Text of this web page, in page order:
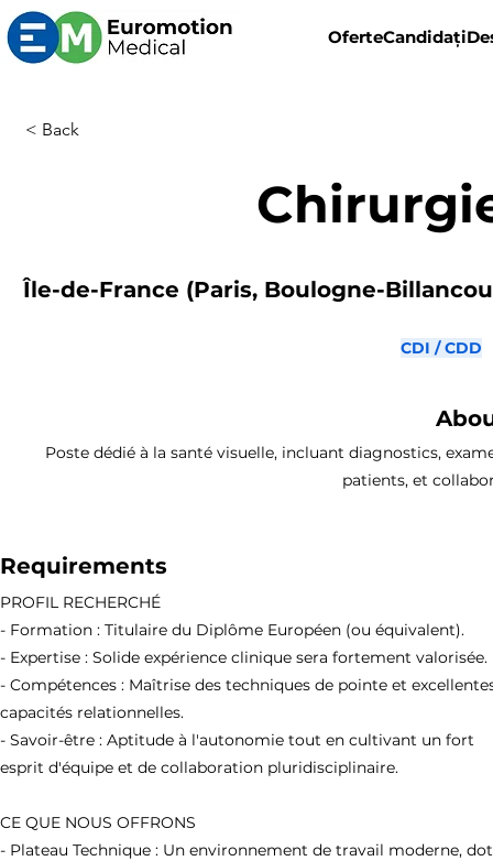
OferteCandidați
< Back
Île-de-France (Paris, Boulogne-
CDI / CDD
Poste dédié à la santé visuelle, incluant diagnostics,
patients, et
Requirements
PROFIL RECHERCHÉ
- Formation : Titulaire du Diplôme Européen (ou équivalent).
- Expertise : Solide expérience clinique sera fortement valorisée.
- Compétences : Maîtrise des techniques de pointe et
capacités relationnelles.
- Savoir-être : Aptitude à l'autonomie tout en cultivant un fort
esprit d'équipe et de collaboration pluridisciplinaire.
CE QUE NOUS OFFRONS
- Plateau Technique : Un environnement de travail moderne,